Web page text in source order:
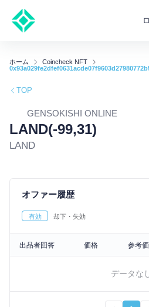
ホーム
Coincheck NFT
TOP
GENSOKISHI ONLINE
LAND(-99,31)
LAND
オファー履歴
有効 却下・失効
出品者回答 価格 参考
データな